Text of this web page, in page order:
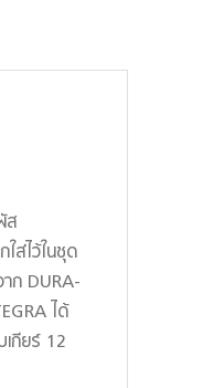
ส
ส่ไว้ในชุด
ก DURA-
ได้
กียร์ 12